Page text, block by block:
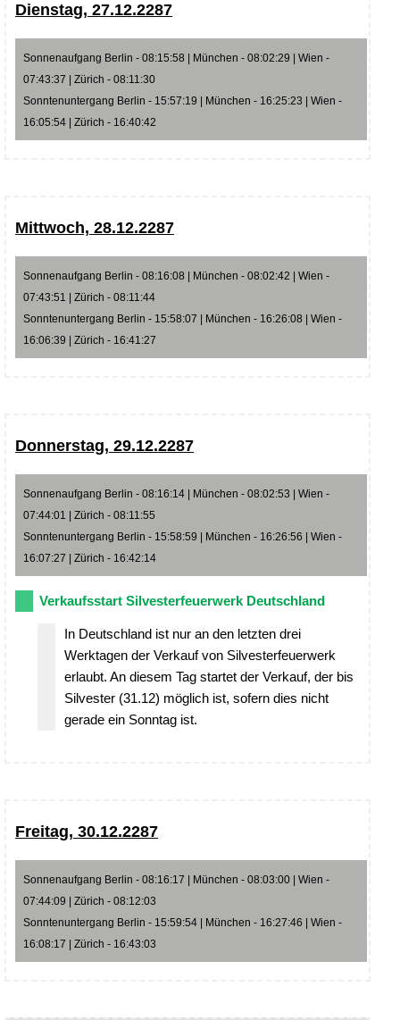
Dienstag, 27.12.2287
Sonnenaufgang Berlin - 08:15:58 | München - 08:02:29 | Wien -
07:43:37 | Zürich - 08:11:30
Sonntenuntergang Berlin - 15:57:19 | München - 16:25:23 | Wien -
16:05:54 | Zürich - 16:40:42
Mittwoch, 28.12.2287
Sonnenaufgang Berlin - 08:16:08 | München - 08:02:42 | Wien -
07:43:51 | Zürich - 08:11:44
Sonntenuntergang Berlin - 15:58:07 | München - 16:26:08 | Wien -
16:06:39 | Zürich - 16:41:27
Donnerstag, 29.12.2287
Sonnenaufgang Berlin - 08:16:14 | München - 08:02:53 | Wien -
07:44:01 | Zürich - 08:11:55
Sonntenuntergang Berlin - 15:58:59 | München - 16:26:56 | Wien -
16:07:27 | Zürich - 16:42:14
Verkaufsstart Silvesterfeuerwerk Deutschland
In Deutschland ist nur an den letzten drei
Werktagen der Verkauf von Silvesterfeuerwerk
erlaubt. An diesem Tag startet der Verkauf, der bis
Silvester (31.12) möglich ist, sofern dies nicht
gerade ein Sonntag ist.
Freitag, 30.12.2287
Sonnenaufgang Berlin - 08:16:17 | München - 08:03:00 | Wien -
07:44:09 | Zürich - 08:12:03
Sonntenuntergang Berlin - 15:59:54 | München - 16:27:46 | Wien -
16:08:17 | Zürich - 16:43:03